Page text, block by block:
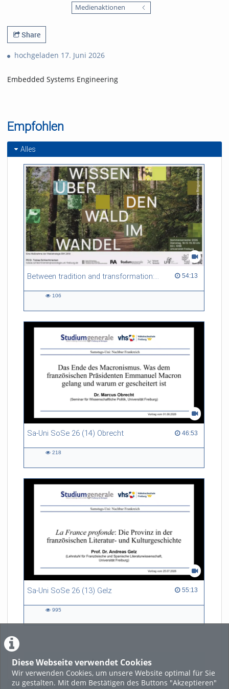
Diese Webseite verwendet Cookies
Wir verwenden Cookies, um unsere Website optimal für Sie
zu gestalten. Mit dem Bestätigen des Buttons "Akzeptieren"
Medienaktionen
Share
hochgeladen 17. Juni 2026
Embedded Systems Engineering
Empfohlen
Alles
Between tradition and transformation: how owners, advisers and institutions co-create knowledge for resilient forests in Europe 54:13
54:13 duration
106
Sa-Uni SoSe 26 (14) Obrecht 46:53
46:53 duration
218
Sa-Uni SoSe 26 (13) Gelz 55:13
55:13 duration
995
LADE MEHR